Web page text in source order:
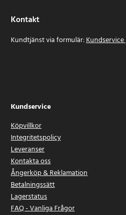
Kontakt
Kundtjänst via formulär:Kundservice
Kundservice
Köpvillkor
Integritetspolicy
Leveranser
Kontakta oss
Ångerköp & Reklamation
Betalningssätt
Lagerstatus
FAQ - Vanliga Frågor